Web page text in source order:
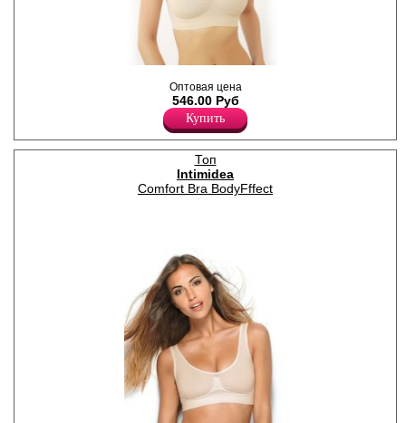
Полиамид 81%
Эластан 19%
Оптовая цена
546.00 Руб
Купить
Топ
Intimidea
Comfort Bra BodyFffect